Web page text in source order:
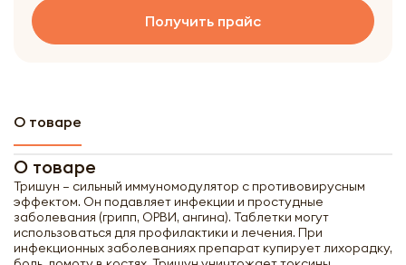
Получить прайс
О товаре
О товаре
Тришун – сильный иммуномодулятор с противовирусным
эффектом. Он подавляет инфекции и простудные
заболевания (грипп, ОРВИ, ангина). Таблетки могут
использоваться для профилактики и лечения. При
инфекционных заболеваниях препарат купирует лихорадку,